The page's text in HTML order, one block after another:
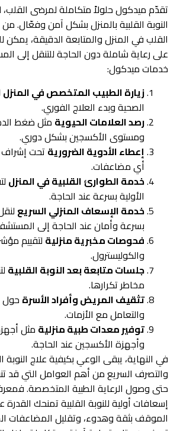
تقدّم ميدكول حلولاً متكاملة لمرضى
النوبة القلبية بالمنزل بشكل آمن وفعّال.
القلب في المنزل والمتابعة الدقيقة،
على رعاية شاملة دون الحاجة للتنقل إلى
خدمات ميدكول:
زيارة الطبيب المتخصص في المنزل
الصحية وبدء العلاج الفوري.
رصد العلامات الحيوية مثل ضغط
ومستوى الأكسجين بشكل دوري.
إعطاء الأدوية الضرورية تحت
أي مضاعفات.
خدمة الطوارئ القلبية في المنزل
الأولية بسرعة عند الحاجة.
خدمة الإسعاف المنزلي السريع
بسرعة وأمان عند الحاجة إلى
فحوصات مخبرية منزليةلتقييم
والكوليسترول.
جلسات متابعة بعد النوبة القلبية
مخاطر تكرارها.
تثقيف المريض وأفراد الأسرة حول
والتعامل مع الأزمات.
توفير معدات طبية منزلية مثل
وأجهزة الأكسجين عند الحاجة.
في النهاية، يبقى الوعي بكيفية علاج النوبة
والتصرف السريع من أهم العوامل التي قد
حتى وصول الرعاية الطبية المتخصصة.
إسعافات أولية للنوبة القلبية تمنحك
الموقف بثقة وهدوء، وتقليل المضاعفات